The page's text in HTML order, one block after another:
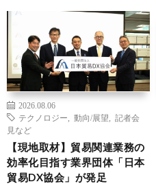
2026.08.06
テクノロジー
動向/展望
記者会
見など
【現地取材】貿易関連業務の
効率化目指す業界団体「日本
貿易DX協会」が発足